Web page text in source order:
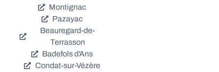
Montignac
Pazayac
Beauregard-de-
Terrasson
Badefols d'Ans
Condat-sur-Vézère